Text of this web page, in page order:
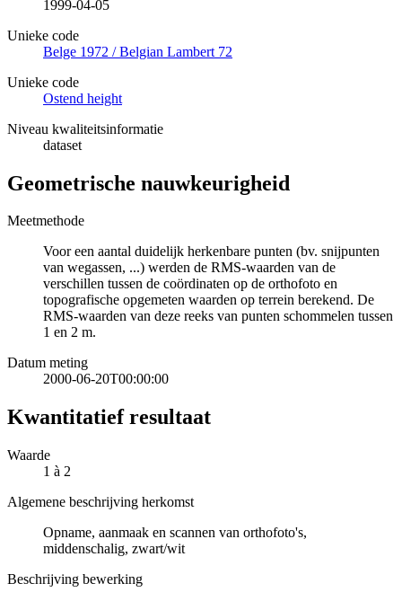
1999-04-05
Unieke code
Belge 1972 / Belgian Lambert 72
Unieke code
Ostend height
Niveau kwaliteitsinformatie
dataset
Geometrische nauwkeurigheid
Meetmethode
Voor een aantal duidelijk herkenbare punten (bv. snijpunten
van wegassen, ...) werden de RMS-waarden van de
verschillen tussen de coördinaten op de orthofoto en
topografische opgemeten waarden op terrein berekend. De
RMS-waarden van deze reeks van punten schommelen tussen
1 en 2 m.
Datum meting
2000-06-20T00:00:00
Kwantitatief resultaat
Waarde
1 à 2
Algemene beschrijving herkomst
Opname, aanmaak en scannen van orthofoto's,
middenschalig, zwart/wit
Beschrijving bewerking